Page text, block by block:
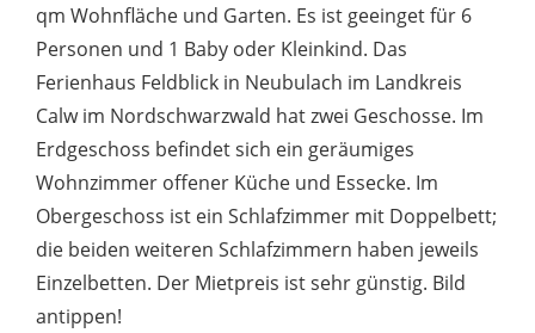
qm Wohnfläche und Garten. Es ist geeinget für 6
Personen und 1 Baby oder Kleinkind. Das
Ferienhaus Feldblick in Neubulach im Landkreis
Calw im Nordschwarzwald hat zwei Geschosse. Im
Erdgeschoss befindet sich ein geräumiges
Wohnzimmer offener Küche und Essecke. Im
Obergeschoss ist ein Schlafzimmer mit Doppelbett;
die beiden weiteren Schlafzimmern haben jeweils
Einzelbetten. Der Mietpreis ist sehr günstig. Bild
antippen!